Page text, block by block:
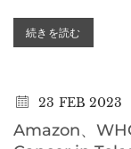
続きを読む
23 FEB 2023
Amazon、